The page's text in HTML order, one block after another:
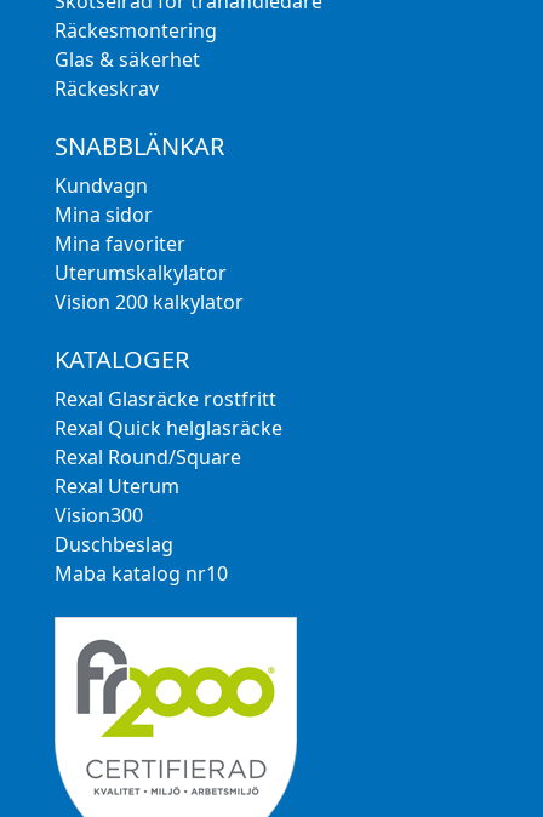
Räckesmontering
Glas & säkerhet
Räckeskrav
SNABBLÄNKAR
Kundvagn
Mina sidor
Mina favoriter
Uterumskalkylator
Vision 200 kalkylator
KATALOGER
Rexal Glasräcke rostfritt
Rexal Quick helglasräcke
Rexal Round/Square
Rexal Uterum
Vision300
Duschbeslag
Maba katalog nr10